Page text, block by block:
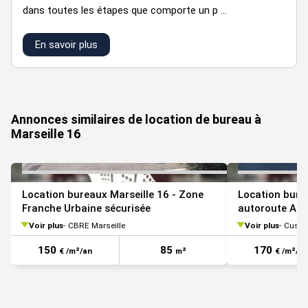
RdC Bureaux 195
pkg Ext Parkings
HT/HC/place/an
Régime Fiscal : T.V.A.
Paiement Loyer : Trimestriel
preneur.
Prestations :
dans toutes les étapes que comporte un p ...
En savoir plus
Annonces similaires de location de bureau à
Marseille 16
Location bureaux Marseille 16 - Zone
Franche Urbaine sécurisée
Voir plus CBRE Marseille
150 € /m²/an 85 m²
Location
autoroute
Voir plus
170 € /m²/an